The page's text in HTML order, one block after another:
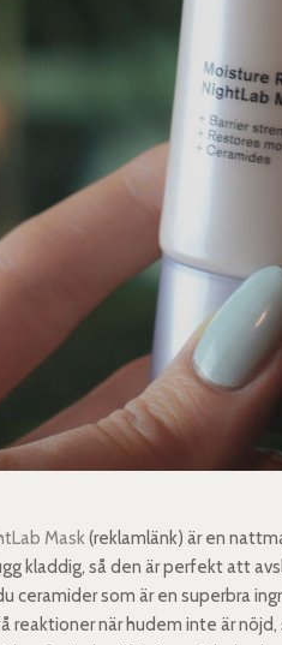
Mask (reklamlänk) är en
kladdig, så den är perfekt att
ceramider som är en superbra
reaktioner när hudem inte är